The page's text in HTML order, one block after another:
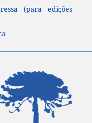
(para edições